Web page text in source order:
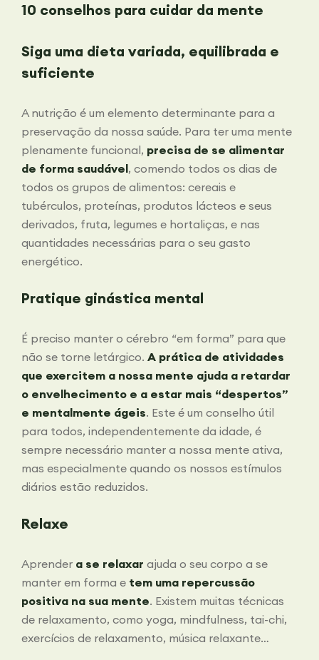
10 conselhos para cuidar da mente
Siga uma dieta variada, equilibrada e
suficiente
A nutrição é um elemento determinante para a
preservação da nossa saúde. Para ter uma mente
plenamente funcional, precisa de se alimentar
de forma saudável, comendo todos os dias de
todos os grupos de alimentos: cereais e
tubérculos, proteínas, produtos lácteos e seus
derivados, fruta, legumes e hortaliças, e nas
quantidades necessárias para o seu gasto
energético.
Pratique ginástica mental
É preciso manter o cérebro “em forma” para que
não se torne letárgico. A prática de atividades
que exercitem a nossa mente ajuda a retardar
o envelhecimento e a estar mais “despertos”
e mentalmente ágeis. Este é um conselho útil
para todos, independentemente da idade, é
sempre necessário manter a nossa mente ativa,
mas especialmente quando os nossos estímulos
diários estão reduzidos.
Relaxe
Aprender a se relaxar ajuda o seu corpo a se
manter em forma e tem uma repercussão
positiva na sua mente. Existem muitas técnicas
de relaxamento, como yoga, mindfulness, tai-chi,
exercícios de relaxamento, música relaxante…